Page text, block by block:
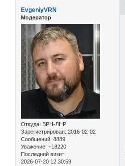
EvgeniyVRN
Модератор
Откуда: ВРН-ЛНР
Зарегистрирован: 2016-02-02
Сообщений: 8889
Уважение: +18220
Последний визит:
2026-07-20 12:30:59